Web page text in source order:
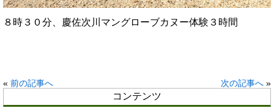
８時３０分、慶佐次川マングローブカヌー体験３時間
« 前の記事へ 次の記事へ »
コンテンツ